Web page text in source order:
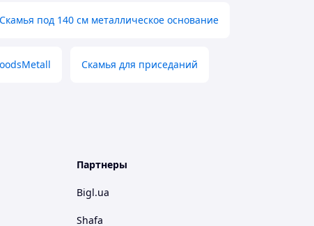
Скамья под 140 см металлическое основание
Скамья для приседаний
Партнеры
Bigl.ua
Shafa